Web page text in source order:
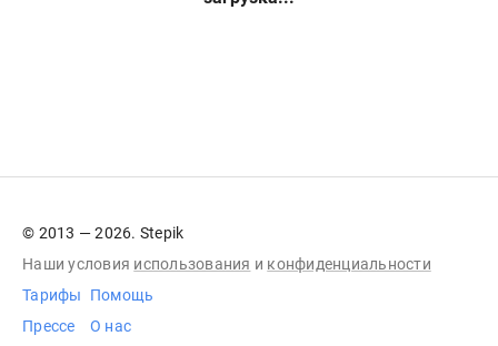
© 2013 — 2026. Stepik
Наши условия использования и конфиденциальности
Тарифы
Прессе
Помощь
О нас